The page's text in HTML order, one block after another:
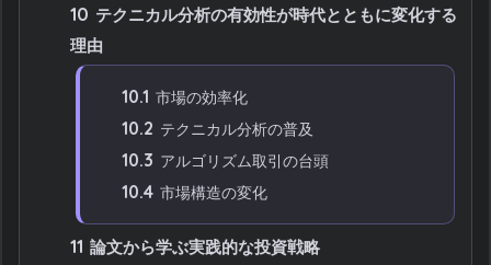
10 テクニカル分析の有効性が時代とともに変化する
理由
10.1 市場の効率化
10.2 テクニカル分析の普及
10.3 アルゴリズム取引の台頭
10.4 市場構造の変化
11 論文から学ぶ実践的な投資戦略